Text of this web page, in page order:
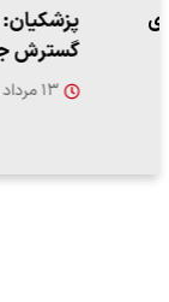
پزشکیان: از
گسترش جنگ